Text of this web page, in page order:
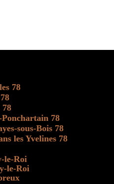
78
78
78
sous-Bois 78
les Yvelines 78
le-Roi
le-Roi